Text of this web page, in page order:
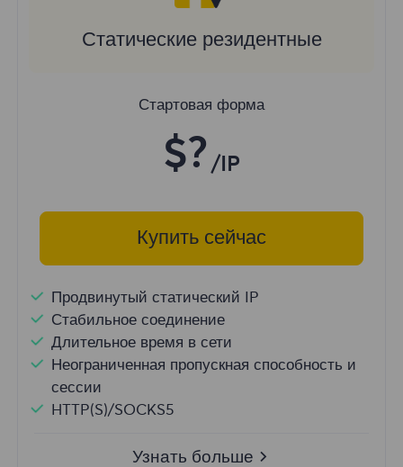
Статические резидентные
Стартовая форма
$? /IP
Купить сейчас
Продвинутый статический IP
Стабильное соединение
Длительное время в сети
Неограниченная пропускная способность и
сессии
HTTP(S)/SOCKS5
Узнать больше